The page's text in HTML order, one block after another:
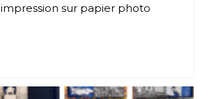
sur papier photo